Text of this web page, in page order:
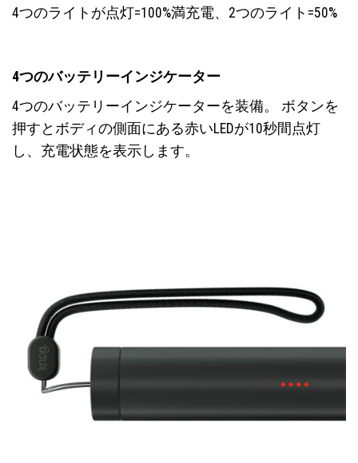
4つのライトが点灯=100%満充電、2つのライト=50%
4つのバッテリーインジケーター
4つのバッテリーインジケーターを装備。 ボタンを
押すとボディの側面にある赤いLEDが10秒間点灯
し、充電状態を表示します。